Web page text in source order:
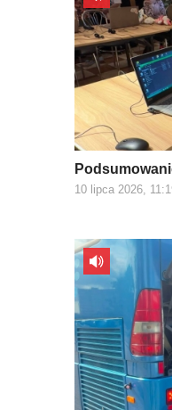
10 lipca 2026,